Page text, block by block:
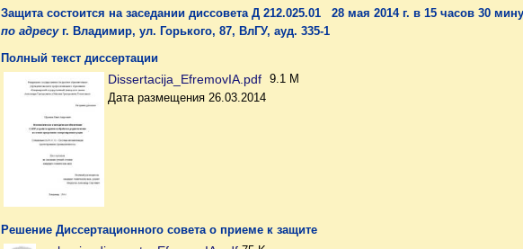
Защита состоится на заседании диссовета Д 212.025.01 28 мая 2014 г. в 15 часов 30
по адресуг. Владимир, ул. Горького, 87, ВлГУ, ауд. 335-1
Полный текст диссертации
Dissertacija_EfremovIA.pdf
Дата размещения 26.03.2014
9.1 M
Решение Диссертационного совета о приеме к защите